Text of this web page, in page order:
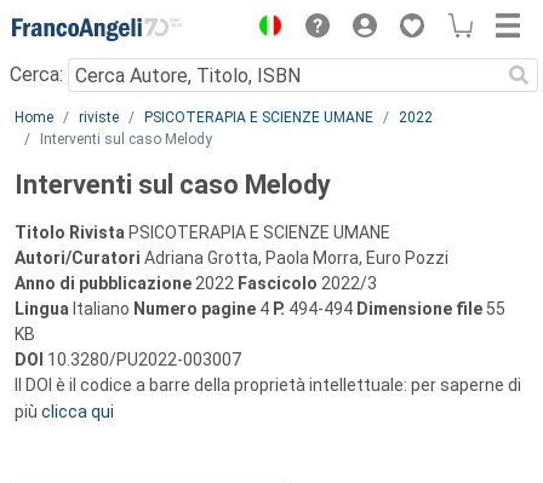
Menu
Cerca:
Main content
Home riviste PSICOTERAPIA E SCIENZE UMANE
2022
Interventi sul caso Melody
Interventi sul caso Melody
Titolo Rivista PSICOTERAPIA E SCIENZE UMANE
Autori/Curatori Adriana Grotta, Paola Morra, Euro Pozzi
Anno di pubblicazione 2022 Fascicolo 2022/3
Lingua Italiano Numero pagine 4 P. 494-494 Dimensione file 55
KB
DOI 10.3280/PU2022-003007
Il DOI è il codice a barre della proprietà intellettuale: per saperne di
più clicca qui